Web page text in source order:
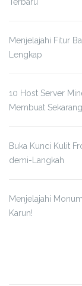
Menjelajahi Fitur
Lengkap
10 Host Server
Membuat
Buka Kunci Kulit
demi-Langkah
Menjelajahi
Karun!